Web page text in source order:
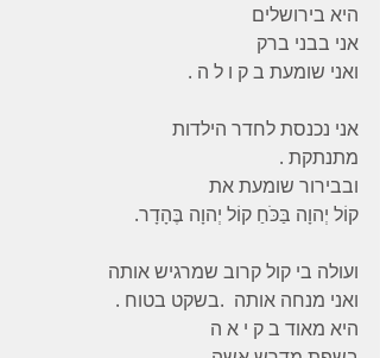
היא בירושלים
אני בבני ברק
ואני שומעת ב ק ו ל ה .
אני נכנסת לחדר הילדות
מתנתקת .
ובבירור שומעת את
קוֹל יְהוָה בַּכֹּחַ קוֹל יְהוָה בֶּהָדָר.
ועולה בי קול קרוב שמרגיש אותה
ואני מנחה אותה  .בשקט בטוח .
היא מאוד ב ק י א ה